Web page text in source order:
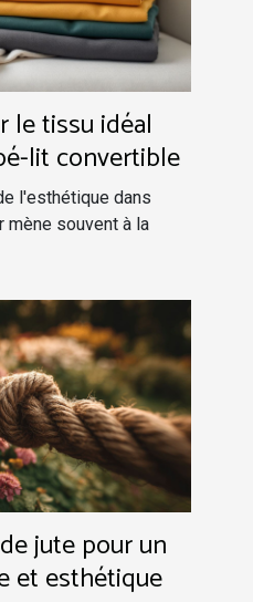
le tissu idéal
lit convertible
l'esthétique dans
mène souvent à la
jute pour un
et esthétique